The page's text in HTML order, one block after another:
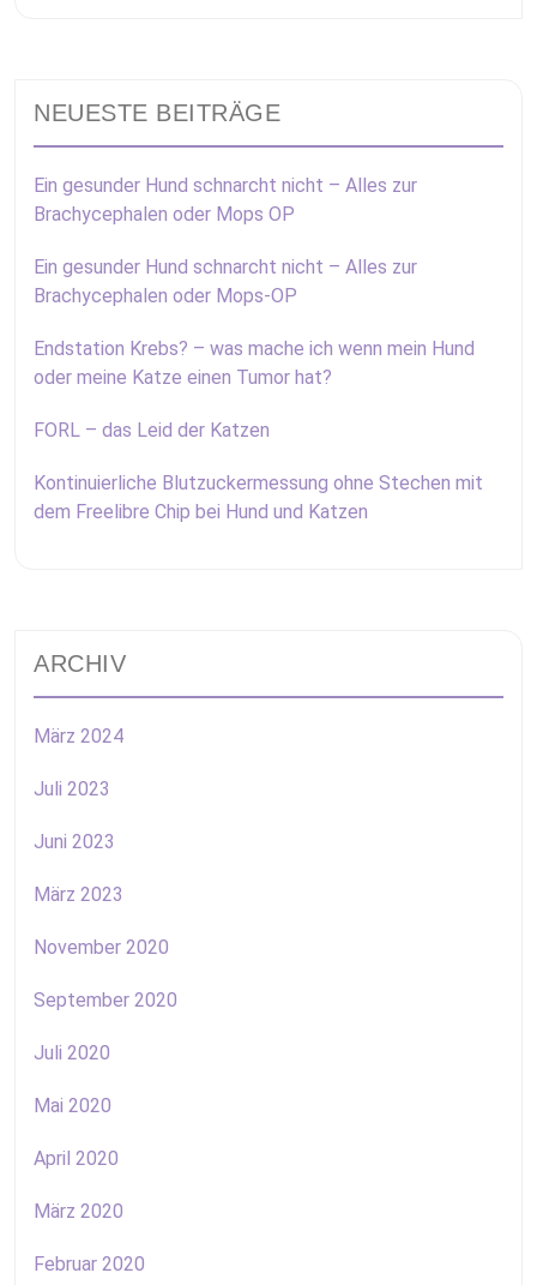
NEUESTE BEITRÄGE
Ein gesunder Hund schnarcht nicht – Alles zur
Brachycephalen oder Mops OP
Ein gesunder Hund schnarcht nicht – Alles zur
Brachycephalen oder Mops-OP
Endstation Krebs? – was mache ich wenn mein Hund
oder meine Katze einen Tumor hat?
FORL – das Leid der Katzen
Kontinuierliche Blutzuckermessung ohne Stechen mit
dem Freelibre Chip bei Hund und Katzen
ARCHIV
März 2024
Juli 2023
Juni 2023
März 2023
November 2020
September 2020
Juli 2020
Mai 2020
April 2020
März 2020
Februar 2020